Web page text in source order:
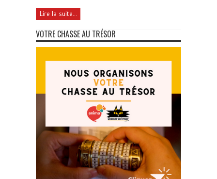
Lire la suite...
VOTRE CHASSE AU TRÉSOR